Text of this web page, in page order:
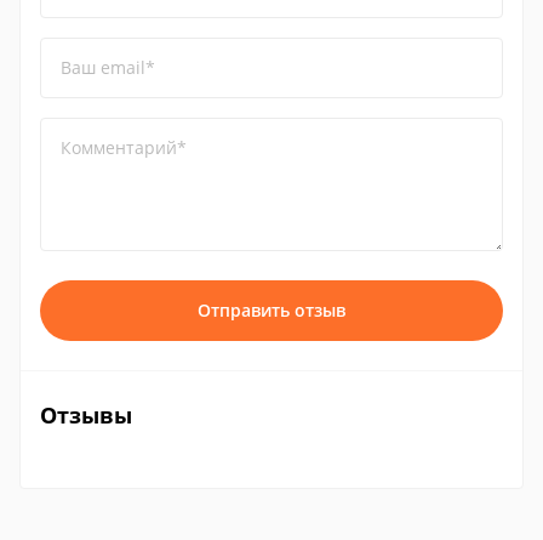
Ваш email*
Комментарий*
Отправить отзыв
Отзывы